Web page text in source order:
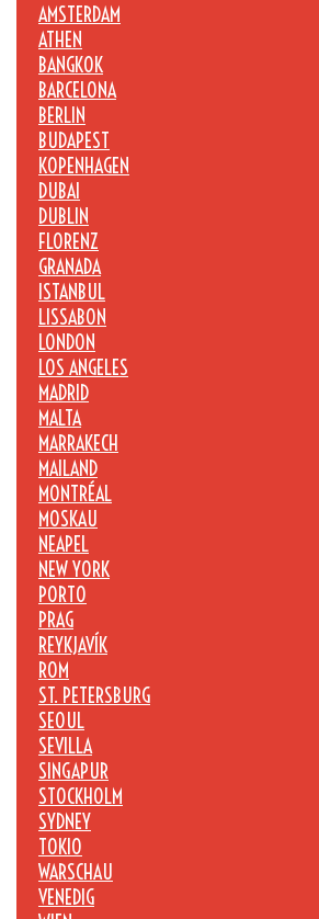
AMSTERDAM
ATHEN
BANGKOK
BARCELONA
BERLIN
BUDAPEST
KOPENHAGEN
DUBAI
DUBLIN
FLORENZ
GRANADA
ISTANBUL
LISSABON
LONDON
LOS ANGELES
MADRID
MALTA
MARRAKECH
MAILAND
MONTRÉAL
MOSKAU
NEAPEL
NEW YORK
PORTO
PRAG
REYKJAVÍK
ROM
ST. PETERSBURG
SEOUL
SEVILLA
SINGAPUR
STOCKHOLM
SYDNEY
TOKIO
WARSCHAU
VENEDIG